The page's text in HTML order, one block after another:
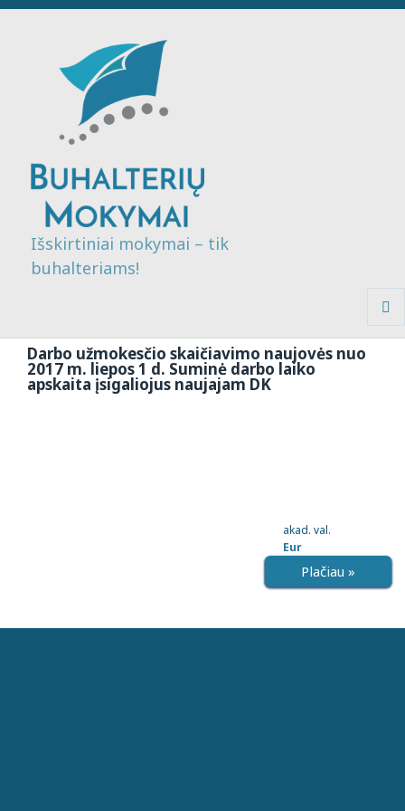
Išskirtiniai mokymai – tik
buhalteriams!
Darbo užmokesčio skaičiavimo naujovės nuo
2017 m. liepos 1 d. Suminė darbo laiko
apskaita įsigaliojus naujajam DK
akad. val.
Eur
Plačiau »